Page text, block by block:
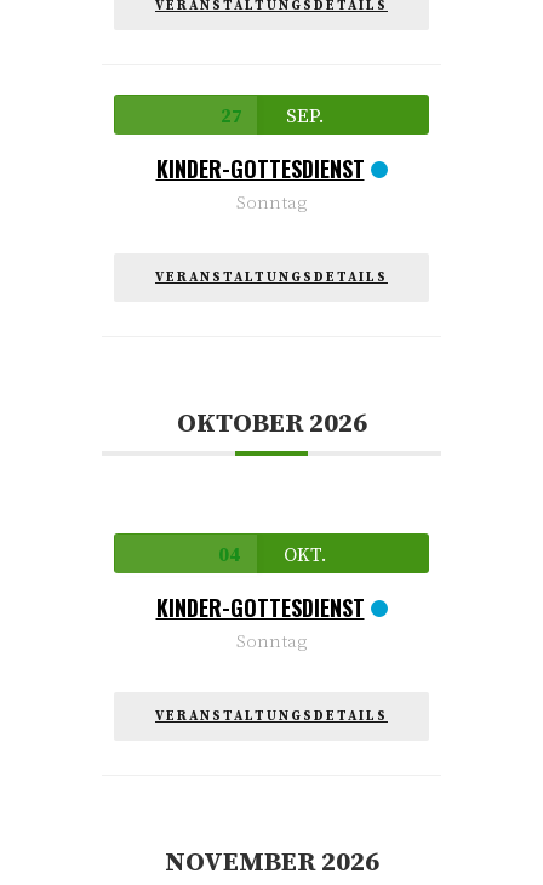
VERANSTALTUNGSDETAILS
27 SEP.
KINDER-GOTTESDIENST
Sonntag
VERANSTALTUNGSDETAILS
OKTOBER 2026
04 OKT.
KINDER-GOTTESDIENST
Sonntag
VERANSTALTUNGSDETAILS
NOVEMBER 2026